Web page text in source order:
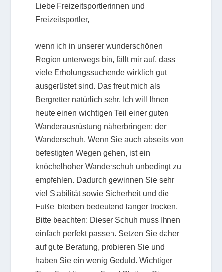
Liebe Freizeitsportlerinnen und
Freizeitsportler,
wenn ich in unserer wunderschönen
Region unterwegs bin, fällt mir auf, dass
viele Erholungssuchende wirklich gut
ausgerüstet sind. Das freut mich als
Bergretter natürlich sehr. Ich will Ihnen
heute einen wichtigen Teil einer guten
Wanderausrüstung näherbringen: den
Wanderschuh. Wenn Sie auch abseits von
befestigten Wegen gehen, ist ein
knöchelhoher Wanderschuh unbedingt zu
empfehlen. Dadurch gewinnen Sie sehr
viel Stabilität sowie Sicherheit und die
Füße bleiben bedeutend länger trocken.
Bitte beachten: Dieser Schuh muss Ihnen
einfach perfekt passen. Setzen Sie daher
auf gute Beratung, probieren Sie und
haben Sie ein wenig Geduld. Wichtiger